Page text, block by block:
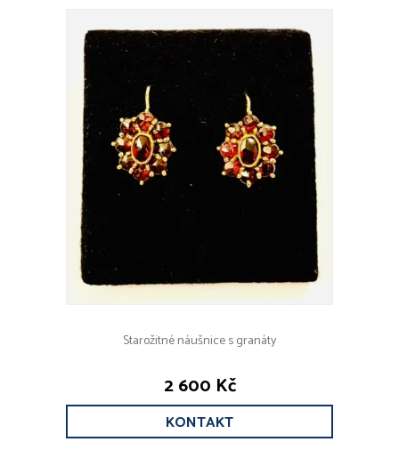
Starožitné náušnice s granáty
2 600 Kč
KONTAKT